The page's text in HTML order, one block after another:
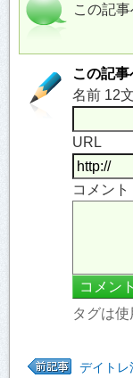
この記事
この記事
名前 12
URL
コメン
タグは使
デイトレ